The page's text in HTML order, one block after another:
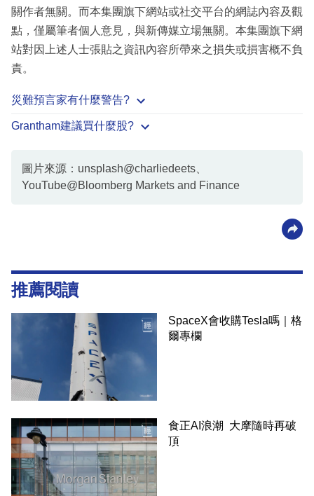
關作者無關。而本集團旗下網站或社交平台的網誌內容及觀
點，僅屬筆者個人意見，與新傳媒立場無關。本集團旗下網
站對因上述人士張貼之資訊內容所帶來之損失或損害概不負
責。
災難預言家有什麼警告?
Grantham建議買什麼股?
圖片來源：unsplash@charliedeets、
YouTube@Bloomberg Markets and Finance
推薦閱讀
SpaceX會收購Tesla嗎｜格
爾專欄
食正AI浪潮 大摩隨時再破
頂